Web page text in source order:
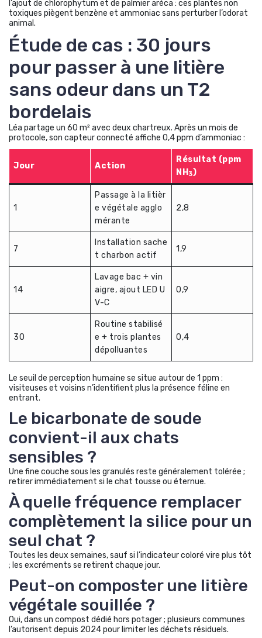
l’ajout de chlorophytum et de palmier aréca : ces plantes non
toxiques piègent benzène et ammoniac sans perturber l’odorat
animal.
Étude de cas : 30 jours
pour passer à une litière
sans odeur dans un T2
bordelais
Léa partage un 60 m² avec deux chartreux. Après un mois de
protocole, son capteur connecté affiche 0,4 ppm d’ammoniac :
Jour Action
Résultat (ppm
NH 3)
1
Passage à la litièr
e végétale agglo
mérante
2,8
7
Installation sache
t charbon actif
1,9
14
Lavage bac + vin
aigre, ajout LED U
V-C
0,9
30
Routine stabilisé
e + trois plantes
dépolluantes
0,4
Le seuil de perception humaine se situe autour de 1 ppm :
visiteuses et voisins n’identifient plus la présence féline en
entrant.
Le bicarbonate de soude
convient-il aux chats
sensibles ?
Une fine couche sous les granulés reste généralement tolérée ;
retirer immédiatement si le chat tousse ou éternue.
À quelle fréquence remplacer
complètement la silice pour un
seul chat ?
Toutes les deux semaines, sauf si l’indicateur coloré vire plus tôt
; les excréments se retirent chaque jour.
Peut-on composter une litière
végétale souillée ?
Oui, dans un compost dédié hors potager ; plusieurs communes
l’autorisent depuis 2024 pour limiter les déchets résiduels.